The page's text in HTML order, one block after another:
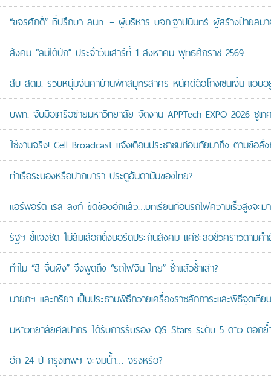
“ขจรศักดิ์” ที่ปรึกษา สนท. – ผู้บริหาร บจก.ฐาปนินทร์ ผู้สร้างป้ายสม
สังคม “ลมใต้ปีก” ประจำวันเสาร์ที่ 1 สิงหาคม พุทธศักราช 2569
สืบ สตม. รวบหนุ่มจีนคาบ้านพักสมุทรสาคร หนีคดีฉ้อโกงเซินเจิ้น-แอบอ
บพท. จับมือเครือข่ายมหาวิทยาลัย จัดงาน APPTech EXPO 2026 ชูเ
ใช้งานจริง! Cell Broadcast แจ้งเตือนประชาชนก่อนภัยมาถึง ตามข้อสั่
ท่าเรือระนองหรือปากบารา ประตูอันดามันของไทย?
แอร์พอร์ต เรล ลิงก์ ขัดข้องอีกแล้ว…บทเรียนก่อนรถไฟความเร็วสูงจะม
รัฐฯ ชี้แจงชัด ไม่ล้มเลือกตั้งบอร์ดประกันสังคม แค่ชะลอชั่วคราวตามค
ทำไม “สี จิ้นผิง” จึงพูดถึง “รถไฟจีน-ไทย” ซ้ำแล้วซ้ำเล่า?
นายกฯ และภริยา เป็นประธานพิธีถวายเครื่องราชสักการะและพิธีจุดเ
มหาวิทยาลัยศิลปากร ได้รับการรับรอง QS Stars ระดับ 5 ดาว ตอก
อีก 24 ปี กรุงเทพฯ จะจมน้ำ… จริงหรือ?